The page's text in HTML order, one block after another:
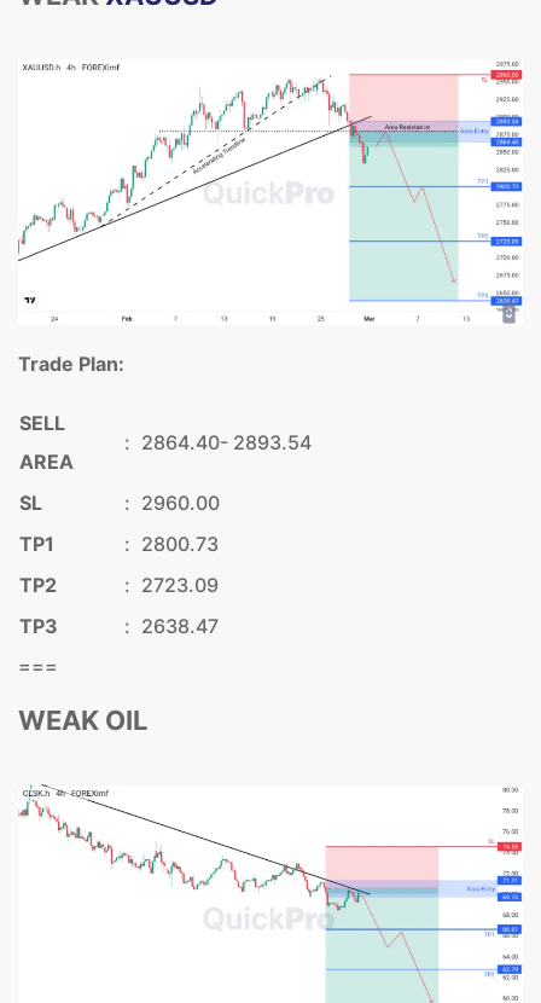
Trade Plan:
SELL
AREA
: 2864.40- 2893.54
SL : 2960.00
TP1
: 2800.73
TP2
: 2723.09
TP3
: 2638.47
===
WEAK OIL